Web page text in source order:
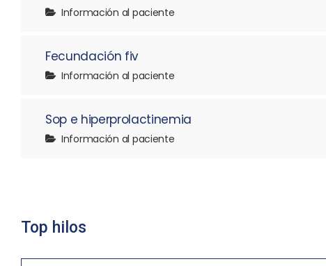
Información al paciente
Fecundación fiv
Información al paciente
Sop e hiperprolactinemia
Información al paciente
Top hilos